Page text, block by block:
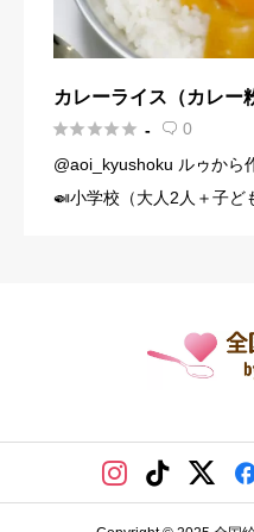
カレーライス（カレー
 -  0
@aoi_kyushoku ルゥから
🍛小学校（大人2人＋子ど